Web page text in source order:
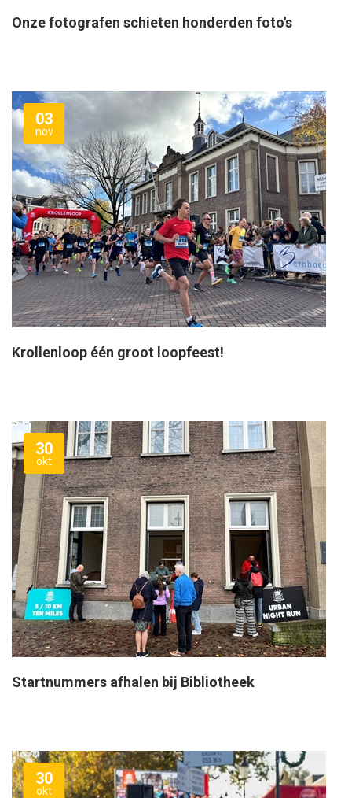
Onze fotografen schieten honderden foto's
03
nov
Krollenloop één groot loopfeest!
30
okt
Startnummers afhalen bij Bibliotheek
30
okt